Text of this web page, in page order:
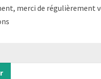
merci de régulièrement